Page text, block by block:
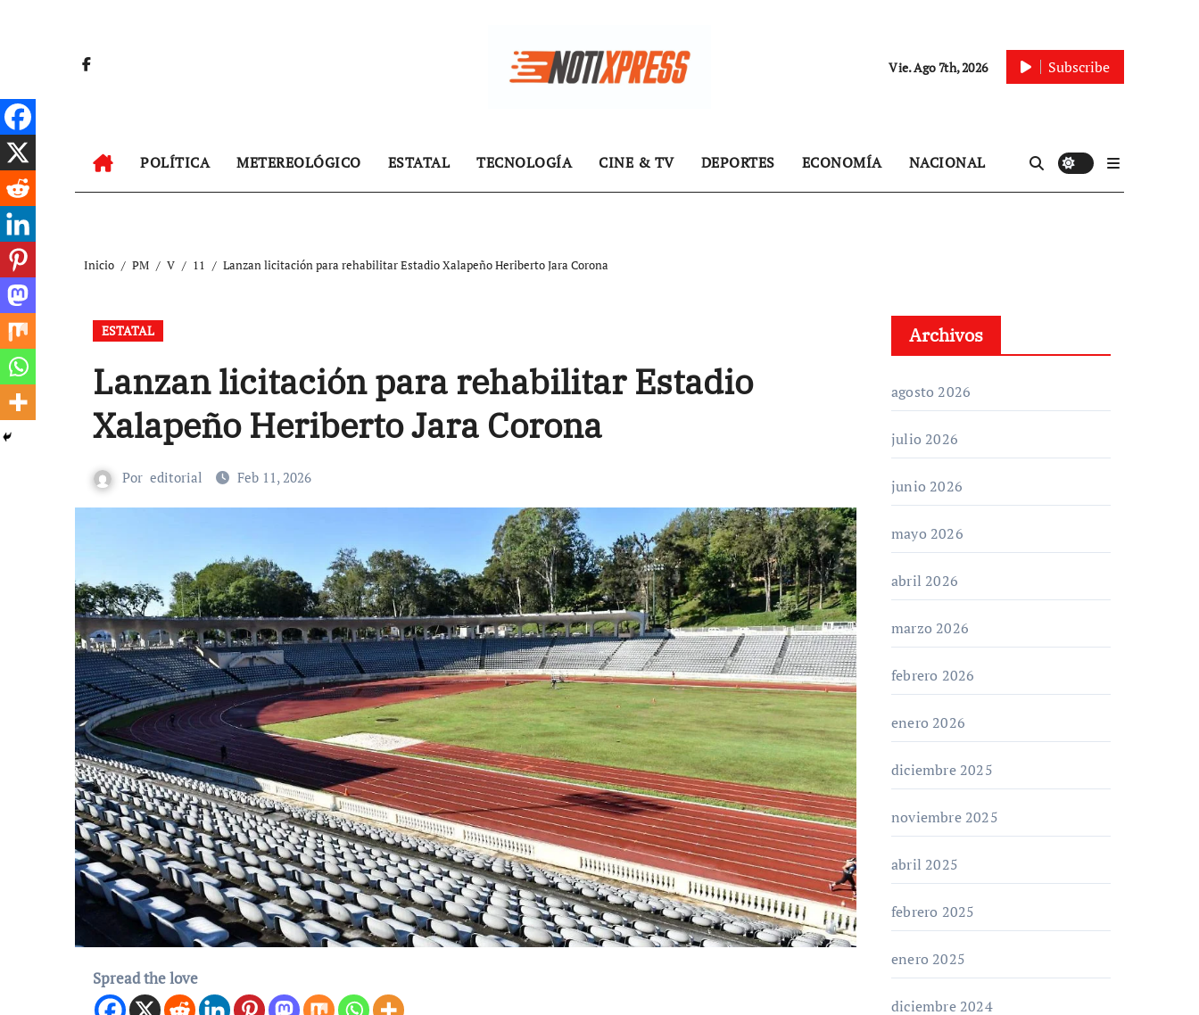
Vie. Ago 7th, 2026 Subscribe
POLÍTICA METEREOLÓGICO ESTATAL TECNOLOGÍA CINE & TV DEPORTES ECONOMÍA NACIONAL
Inicio PM V 11 Lanzan licitación para rehabilitar Estadio Xalapeño Heriberto Jara Corona
ESTATAL
Lanzan licitación para rehabilitar Estadio
Xalapeño Heriberto Jara Corona
Por editorial Feb 11, 2026
Spread the love
Archivos
agosto 2026
julio 2026
junio 2026
mayo 2026
abril 2026
marzo 2026
febrero 2026
enero 2026
diciembre 2025
noviembre 2025
abril 2025
febrero 2025
enero 2025
diciembre 2024